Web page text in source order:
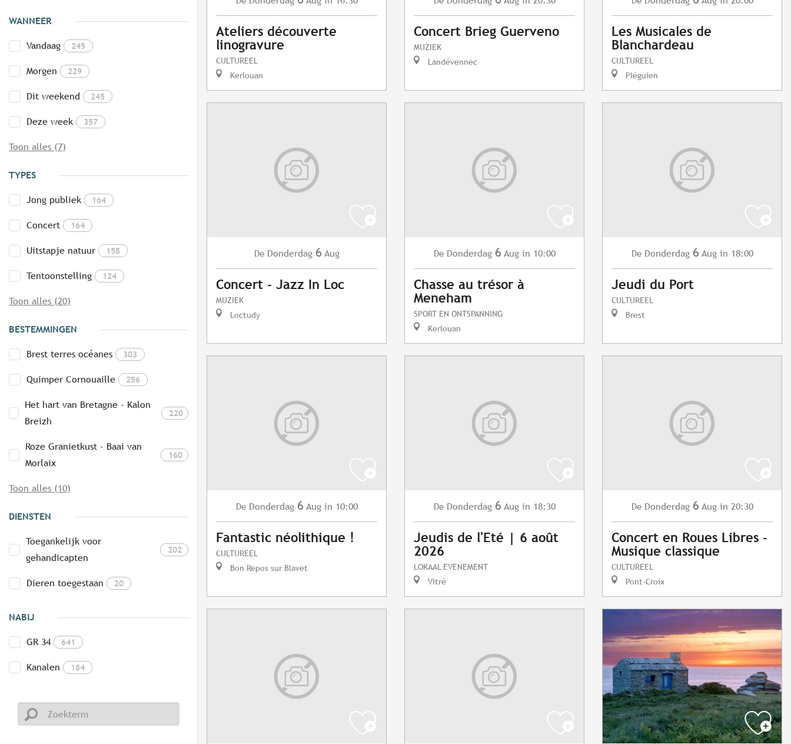
WANNEER
Vandaag 245
Morgen 229
Dit weekend 245
Deze week 357
Toon alles (7)
TYPES
Jong publiek 164
Concert 164
Uitstapje natuur 158
Tentoonstelling 124
Toon alles (20)
BESTEMMINGEN
Brest terres océanes 303
Quimper Cornouaille 256
Het hart van Bretagne - Kalon
Breizh
220
Roze Granietkust - Baai van
Morlaix
160
Toon alles (10)
DIENSTEN
Toegankelijk voor
gehandicapten
202
Dieren toegestaan 20
NABIJ
GR 34 641
Kanalen 184
Ateliers découverte
linogravure
CULTUREEL
Kerlouan
Concert Brieg Guerveno
MUZIEK
Landévennec
Les Musicales de
Blanchardeau
CULTUREEL
Pléguien
De Donderdag 6 Aug
Concert - Jazz In Loc
MUZIEK
Loctudy
De Donderdag 6 Aug in 10:00
Chasse au trésor à
Meneham
SPORT EN ONTSPANNING
Kerlouan
De Donderdag 6 Aug in 18:00
Jeudi du Port
CULTUREEL
Brest
De Donderdag 6 Aug in 10:00
Fantastic néolithique !
CULTUREEL
Bon Repos sur Blavet
De Donderdag 6 Aug in 18:30
Jeudis de l'Eté | 6 août
2026
LOKAAL EVENEMENT
Vitré
De Donderdag 6 Aug in 20:30
Concert en Roues Libres -
Musique classique
CULTUREEL
Pont-Croix